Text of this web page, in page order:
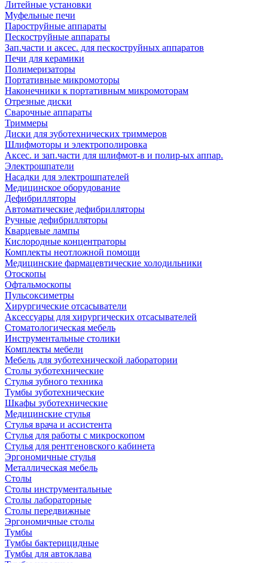
Литейные установки
Муфельные печи
Пароструйные аппараты
Пескоструйные аппараты
Зап.части и аксес. для пескоструйных аппаратов
Печи для керамики
Полимеризаторы
Портативные микромоторы
Наконечники к портативным микромоторам
Отрезные диски
Сварочные аппараты
Триммеры
Диски для зуботехнических триммеров
Шлифмоторы и электрополировка
Аксес. и зап.части для шлифмот-в и полир-ых аппар.
Электрошпатели
Насадки для электрошпателей
Медицинское оборудование
Дефибрилляторы
Автоматические дефибрилляторы
Ручные дефибрилляторы
Кварцевые лампы
Кислородные концентраторы
Комплекты неотложной помощи
Медицинские фармацевтические холодильники
Отоскопы
Офтальмоскопы
Пульсоксиметры
Хирургические отсасыватели
Аксессуары для хирургических отсасывателей
Стоматологическая мебель
Инструментальные столики
Комплекты мебели
Мебель для зуботехнической лаборатории
Столы зуботехнические
Стулья зубного техника
Тумбы зуботехнические
Шкафы зуботехнические
Медицинские стулья
Стулья врача и ассистента
Стулья для работы с микроскопом
Стулья для рентгеновского кабинета
Эргономичные стулья
Металлическая мебель
Столы
Столы инструментальные
Столы лабораторные
Столы передвижные
Эргономичные столы
Тумбы
Тумбы бактерицидные
Тумбы для автоклава